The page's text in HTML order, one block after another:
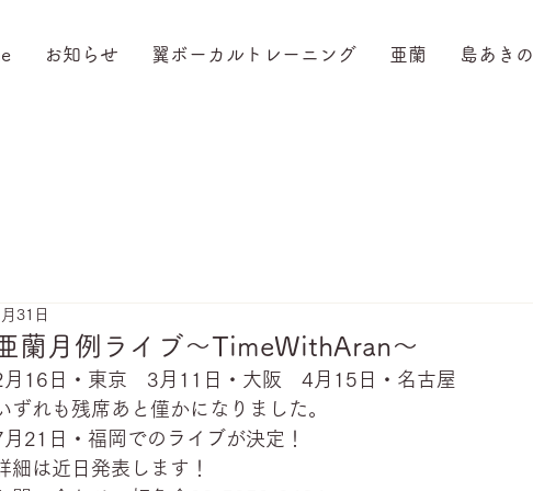
お知らせ 翼ボーカルトレーニング 亜蘭 島あきの
蘭月例ライブ～TimeWithAran～
31日
月16日・東京　3月11日・大阪　4月15日・名古屋
ずれも残席あと僅かになりました。
月21日・福岡でのライブが決定！
細は近日発表します！